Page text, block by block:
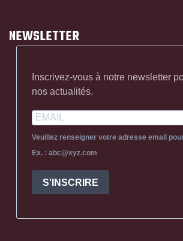
NEWSLETTER
Inscrivez-vous à notre newsletter
nos actualités.
Veuillez renseigner votre adresse email
Ex. : abc@xyz.com
S'INSCRIRE